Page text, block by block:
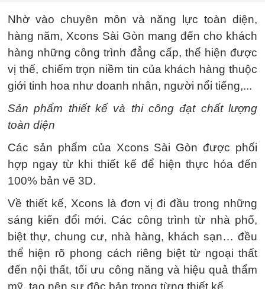
Nhờ vào chuyên môn và năng lực toàn diện,
hàng năm, Xcons Sài Gòn mang đến cho khách
hàng những công trình đẳng cấp, thể hiện được
vị thế, chiếm trọn niềm tin của khách hàng thuộc
giới tinh hoa như doanh nhân, người nổi tiếng,...
Sản phẩm thiết kế và thi công đạt chất lượng
toàn diện
Các sản phẩm của Xcons Sài Gòn được phối
hợp ngay từ khi thiết kế để hiện thực hóa đến
100% bản vẽ 3D.
Về thiết kế, Xcons là đơn vị đi đầu trong những
sáng kiến đổi mới. Các công trình từ nhà phố,
biệt thự, chung cư, nhà hàng, khách sạn… đều
thể hiện rõ phong cách riêng biệt từ ngoại thất
đến nội thất, tối ưu công năng và hiệu quả thẩm
mỹ, tạo nên sự độc bản trong từng thiết kế.